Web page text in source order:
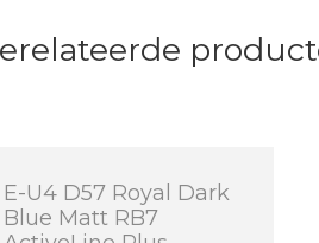
E-U4 D57 Royal Dark
Blue Matt RB7